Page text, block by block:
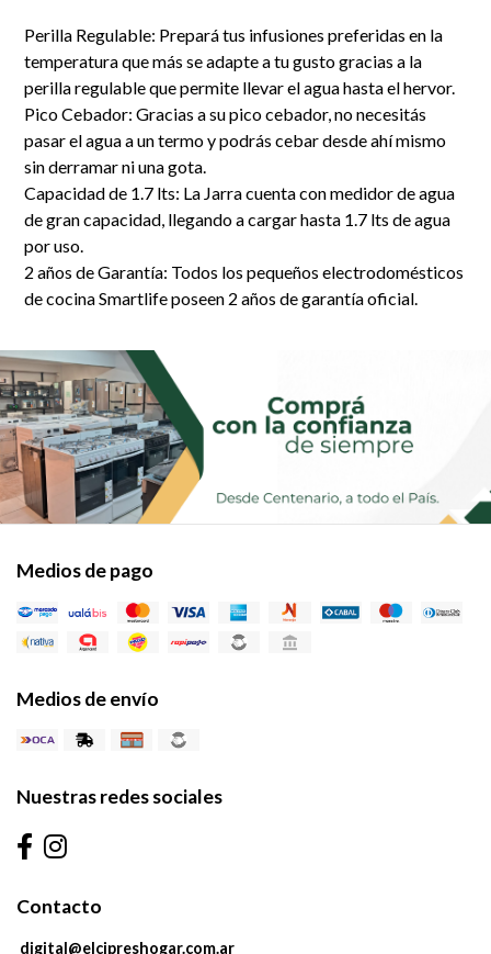
Perilla Regulable: Prepará tus infusiones preferidas en la
temperatura que más se adapte a tu gusto gracias a la
perilla regulable que permite llevar el agua hasta el hervor.
Pico Cebador: Gracias a su pico cebador, no necesitás
pasar el agua a un termo y podrás cebar desde ahí mismo
sin derramar ni una gota.
Capacidad de 1.7 lts: La Jarra cuenta con medidor de agua
de gran capacidad, llegando a cargar hasta 1.7 lts de agua
por uso.
2 años de Garantía: Todos los pequeños electrodomésticos
de cocina Smartlife poseen 2 años de garantía oficial.
Medios de pago
Medios de envío
Nuestras redes sociales
Contacto
digital@elcipreshogar.com.ar